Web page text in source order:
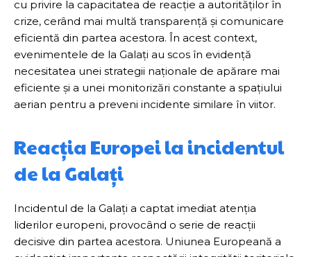
cu privire la capacitatea de reacție a autorităților în
crize, cerând mai multă transparență și comunicare
eficientă din partea acestora. În acest context,
evenimentele de la Galați au scos în evidență
necesitatea unei strategii naționale de apărare mai
eficiente și a unei monitorizări constante a spațiului
aerian pentru a preveni incidente similare în viitor.
Reacția Europei la incidentul
de la Galați
Incidentul de la Galați a captat imediat atenția
liderilor europeni, provocând o serie de reacții
decisive din partea acestora. Uniunea Europeană a